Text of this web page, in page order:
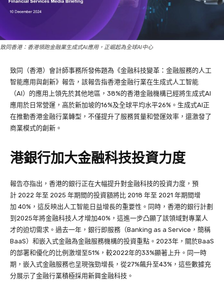
致同香港：香港領跑金融業生成式AI應用，正崛起為全球AI中心
致同（香港）會計師事務所發佈題為《金融科技變革：金融服務的人工
智能應用與創新》報告，該報告指香港金融行業在生成式人工智能
（AI）的應用上領先於其他地區，38%的香港金融機構已經將生成式AI
應用於日常營運，高於新加坡的16%及全球平均水平26%。生成式AI正
在推動香港金融行業轉型，不僅提升了服務質量和營運效率，還激發了
商業模式的創新。
港銀行加大金融科技投資力度
報告亦指出，香港的銀行正在大幅提升對金融科技的投資力度，預
計 2022 年至 2025 年期間的投資額將比 2018 年至 2021 年期間增
加 40%，這反映出人工智能日益增長的重要性。同時，香港的銀行計劃
到2025年將金融科技人才增加40%，這進一步凸顯了該領域對專業人
才的迫切需求。過去一年，銀行即服務（Banking as a Service，簡稱
BaaS）和嵌入式金融為金融服務機構的投資重點。2023年，關於BaaS
的部署和優化的比例激增至51%，較2022年的33%顯著上升。同一時
期，嵌入式金融服務也呈現強勁增長，從27%飆升至43%，這些數據充
分展示了金融行業積極採用新興金融科技。